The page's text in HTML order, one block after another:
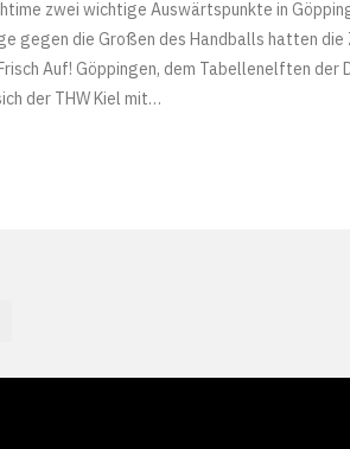
zwei wichtige Auswärtspunkte in
gegen die Großen des Handballs hatten
Auf! Göppingen, dem Tabellenelften der
der THW Kiel mit…